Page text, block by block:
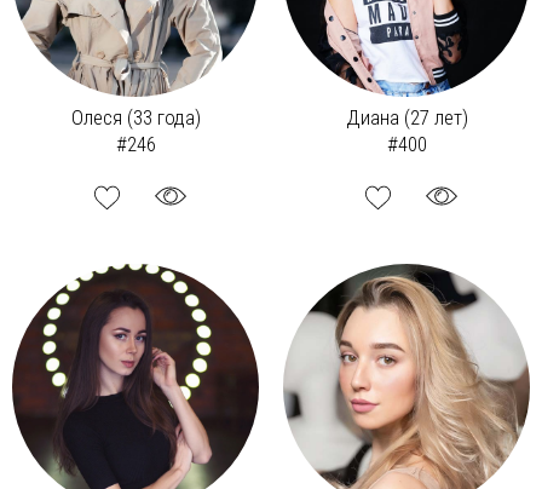
Олеся (33 года)
#246
Диана (27 лет)
#400